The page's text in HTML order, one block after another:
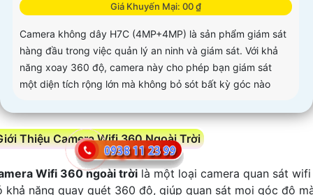
Giá Khuyến Mại: 00 ₫
Camera không dây H7C (4MP+4MP) là sản phẩm giám sát
hàng đầu trong việc quản lý an ninh và giám sát. Với khả
năng xoay 360 độ, camera này cho phép bạn giám sát
một diện tích rộng lớn mà không bỏ sót bất kỳ góc nào
Thiệu Camera Wifi 360 Ngoài Trời
Wifi 360 ngoài trờilà một loại camera quan sát wifi
khả năng quay quét 360 độ, giúp quan sát mọi góc độ